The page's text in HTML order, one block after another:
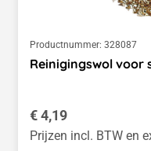
Productnummer: 328087
Reinigingswol voor
Normale prijs:
€ 4,19
Prijzen incl. BTW en